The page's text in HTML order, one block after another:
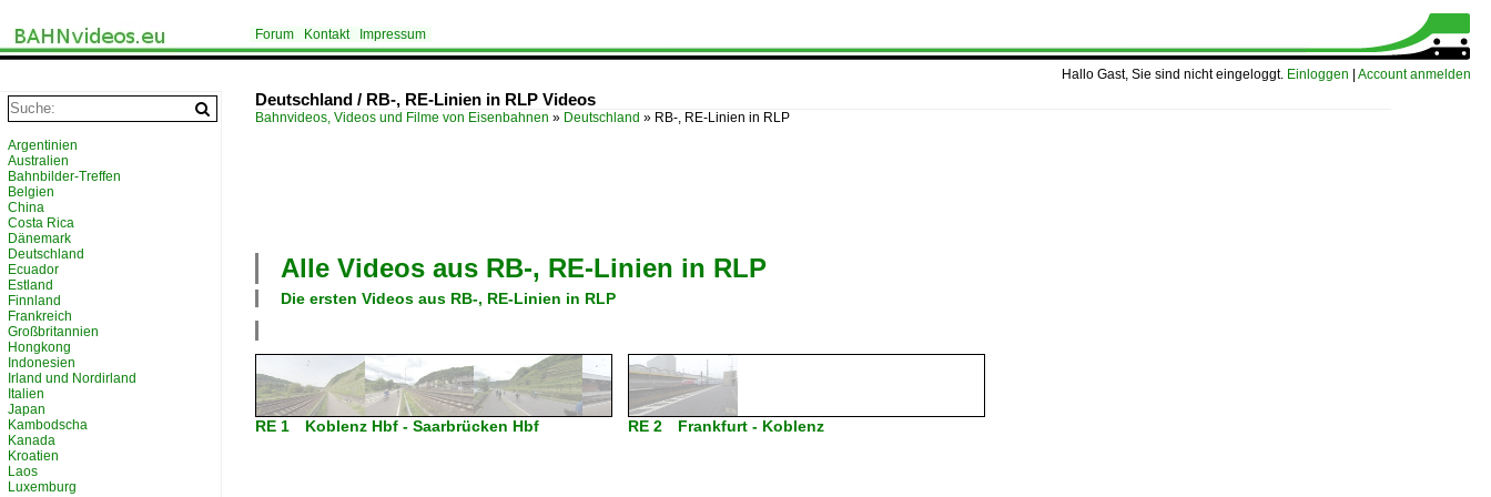
Hallo Gast, Sie sind nicht eingeloggt. Einloggen Account anmelden
Forum Kontakt Impressum
Deutschland / RB-, RE-Linien in RLP Videos
Bahnvideos, Videos und Filme von Eisenbahnen » Deutschland » RB-, RE-Linien in RLP
Alle Videos aus RB-, RE-Linien in RLP
Die ersten Videos aus RB-, RE-Linien in RLP
RE 1 Koblenz Hbf - Saarbrücken Hbf RE 2 Frankfurt - Koblenz
Argentinien
Australien
Bahnbilder-Treffen
Belgien
China
Costa Rica
Dänemark
Deutschland
Ecuador
Estland
Finnland
Frankreich
Großbritannien
Hongkong
Indonesien
Irland und Nordirland
Italien
Japan
Kambodscha
Kanada
Kroatien
Laos
Luxemburg